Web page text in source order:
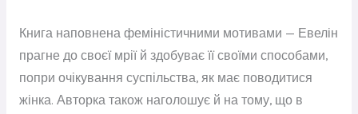
Книга наповнена феміністичними мотивами — Евелін
прагне до своєї мрії й здобуває її своїми способами,
попри очікування суспільства, як має поводитися
жінка. Авторка також наголошує й на тому, що в